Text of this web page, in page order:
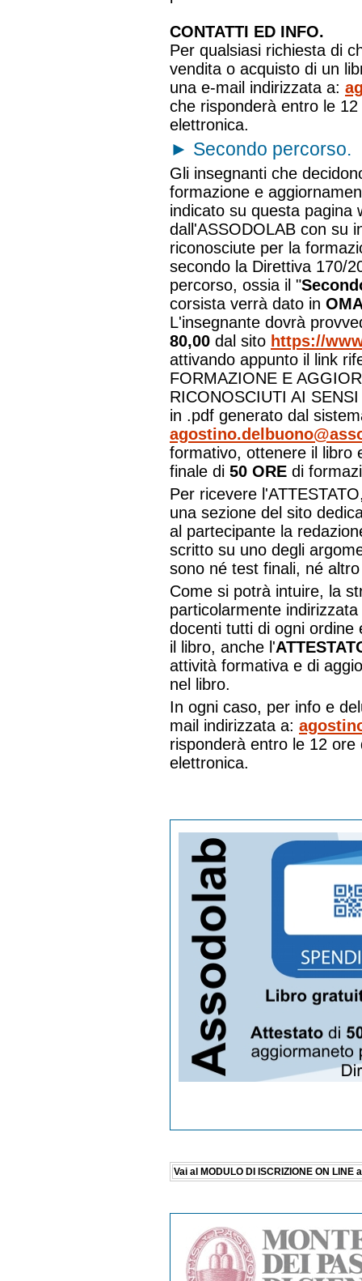
CONTATTI ED INFO.
Per qualsiasi richiesta di
vendita o acquisto di un
una e-mail indirizzata a:
che risponderà entro le
elettronica.
► Secondo percorso.
Gli insegnanti che
formazione e
indicato su questa pagina
dall'ASSODOLAB con su
riconosciute per la
secondo la Direttiva 170/
percorso, ossia il "
corsista verrà dato in
L'insegnante dovrà
80,00 dal sito https://
attivando appunto il link
FORMAZIONE E
RICONOSCIUTI AI
in .pdf generato dal
formativo, ottenere il libro
finale di 50 ORE di
Per ricevere
una sezione del sito
al partecipante la
scritto su uno degli
sono né test finali, né
Come si potrà intuire, la
particolarmente
docenti tutti di ogni ordine
il libro, anche l'
attività formativa e di
nel libro.
In ogni caso, per info e
mail indirizzata a:
risponderà entro le 12
elettronica.
Vai al MODULO DI ISCRIZIONE ON